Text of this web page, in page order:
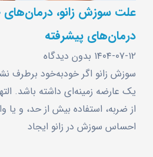
علت سوزش زانو،
درمان‌های پیشرفته
۱۴۰۴-۰۷-۱۲ بدون دیدگاه
سوزش زانو اگر خودبه‌خود برطرف
یک عارضه زمینه‌ای داشته باشد.
از ضربه، استفاده بیش از حد، و یا
احساس سوزش در زانو ایجاد